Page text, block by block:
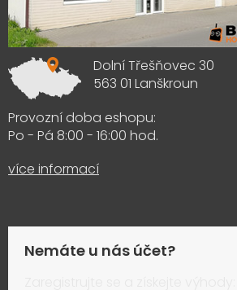
Dolní Třešňovec 30
563 01 Lanškroun
Provozní doba eshopu:
Po - Pá 8:00 - 16:00 hod.
více informací
Nemáte u nás účet?